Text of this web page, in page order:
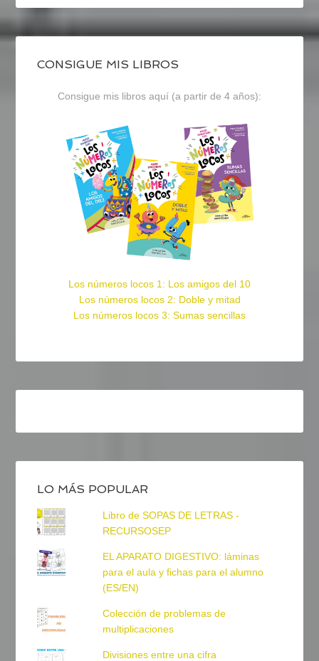
CONSIGUE MIS LIBROS
Consigue mis libros aquí (a partir de 4 años):
Los números locos 1: Los amigos del 10
Los números locos 2: Doble y mitad
Los números locos 3: Sumas sencillas
LO MÁS POPULAR
Libro de SOPAS DE LETRAS -
RECURSOSEP
EL APARATO DIGESTIVO: láminas
para el aula y fichas para el alumno
(ES/EN)
Colección de problemas de
multiplicaciones
Divisiones entre una cifra